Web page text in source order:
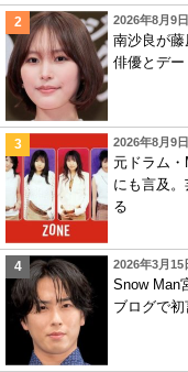
2026年8月9
南沙良が
俳優とデ
2026年8月9
元ドラム
にも言及
る
2026年3月15
Snow Man
ブログで